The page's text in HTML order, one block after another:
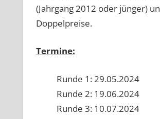
(Jahrgang 2012 oder jünger)
Doppelpreise.
Termine:
Runde 1: 29.05.2024
Runde 2: 19.06.2024
Runde 3: 10.07.2024